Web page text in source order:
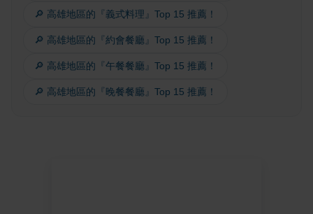
🔎 高雄地區的『義式料理』Top 15 推薦！
🔎 高雄地區的『約會餐廳』Top 15 推薦！
🔎 高雄地區的『午餐餐廳』Top 15 推薦！
🔎 高雄地區的『晚餐餐廳』Top 15 推薦！